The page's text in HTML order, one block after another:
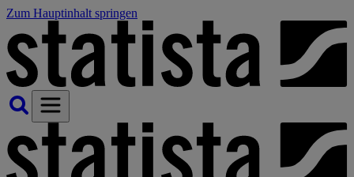
Zum Hauptinhalt springen